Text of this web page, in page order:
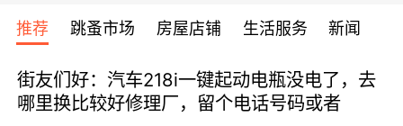
宾馆 108欧/天起
全程756欧/位
欧/天起 ~包拼房
每周铁发！
推荐 跳蚤市场 房屋店铺 生活服务 新闻
街友们好：汽车218i一键起动电瓶没电了，去
哪里换比较好修理厂，留个电话号码或者